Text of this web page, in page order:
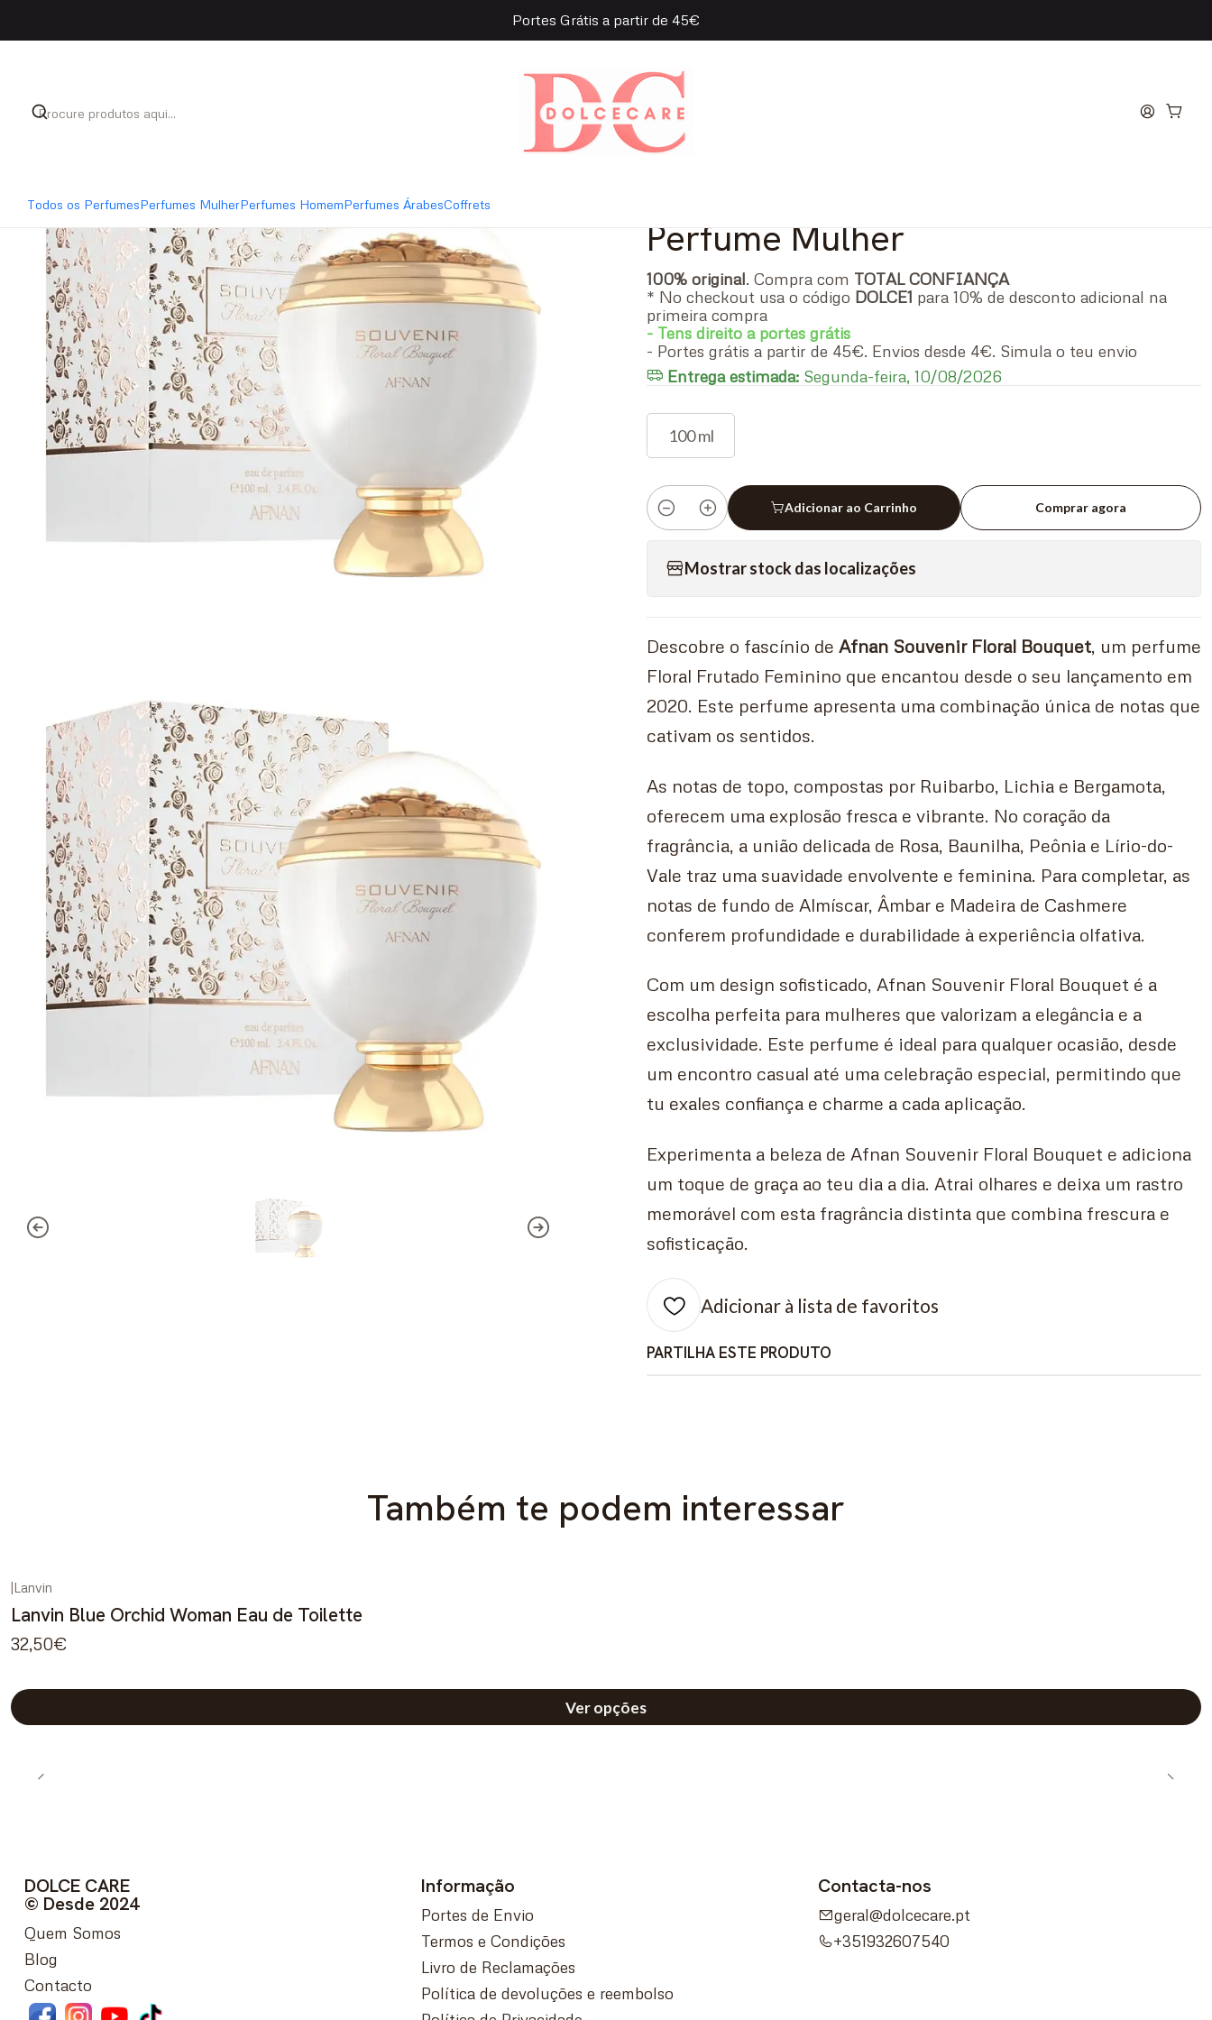
Todos os PerfumesPerfumes MulherPerfumes HomemPerfumes ÁrabesCoffrets
Portes Grátis a partir de 45€
Afnan Souvenir Floral Bouquet Eau de Parfum
Afnan Souvenir Floral Bouquet
Eau de Parfum
Perfume Mulher
100% original. Compra com TOTAL CONFIANÇA
* No checkout usa o código DOLCE1 para 10% de desconto adicional na
primeira compra
- Tens direito a portes grátis
- Portes grátis a partir de 45€. Envios desde 4€. Simula o teu envio
Entrega estimada: Segunda-feira, 10/08/2026
100 ml
Quantidade
Adicionar ao Carrinho Comprar agora
Mostrar stock das localizações
Descobre o fascínio de Afnan Souvenir Floral Bouquet, um perfume
Floral Frutado Feminino que encantou desde o seu lançamento em
2020. Este perfume apresenta uma combinação única de notas que
cativam os sentidos.
As notas de topo, compostas por Ruibarbo, Lichia e Bergamota,
oferecem uma explosão fresca e vibrante. No coração da
fragrância, a união delicada de Rosa, Baunilha, Peônia e Lírio-do-
Vale traz uma suavidade envolvente e feminina. Para completar, as
notas de fundo de Almíscar, Âmbar e Madeira de Cashmere
conferem profundidade e durabilidade à experiência olfativa.
Com um design sofisticado, Afnan Souvenir Floral Bouquet é a
escolha perfeita para mulheres que valorizam a elegância e a
exclusividade. Este perfume é ideal para qualquer ocasião, desde
um encontro casual até uma celebração especial, permitindo que
tu exales confiança e charme a cada aplicação.
Experimenta a beleza de Afnan Souvenir Floral Bouquet e adiciona
um toque de graça ao teu dia a dia. Atrai olhares e deixa um rastro
memorável com esta fragrância distinta que combina frescura e
sofisticação.
Adicionar à lista de favoritos
PARTILHA ESTE PRODUTO
Também te podem interessar
|Lanvin
Lanvin Blue Orchid Woman Eau de Toilette
32,50€
Ver opções
DOLCE CARE
© Desde 2024
Quem Somos
Blog
Contacto
Informação
Portes de Envio
Termos e Condições
Livro de Reclamações
Política de devoluções e reembolso
Contacta-nos
geral@dolcecare.pt
+351932607540